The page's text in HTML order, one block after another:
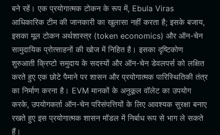
बने रहें। एक प्रयोगात्मक टोकन के रूप में, Ebula Viras
आधिकारिक टीम की जानकारी का खुलासा नहीं करता है; इसके बजाय,
इसका मूल टोकन अर्थशास्त्र (token economics) और ऑन-चेन
सामुदायिक प्रोत्साहनों की खोज में निहित है। इसका दृष्टिकोण
शुरुआती क्रिप्टो समुदाय के सदस्यों और ऑन-चेन डेवलपर्स को लक्षित
करते हुए एक छोटे पैमाने पर शासन और प्रयोगात्मक पारिस्थितिकी तंत्र
का निर्माण करना है। EVM मानकों के अनुकूल वॉलेट का उपयोग
करके, उपयोगकर्ता ऑन-चेन परिसंपत्तियों के लिए आवश्यक सुरक्षा बनाए
रखते हुए इस प्रयोगात्मक शासन मॉडल में निर्बाध रूप से भाग ले सकते
हैं।